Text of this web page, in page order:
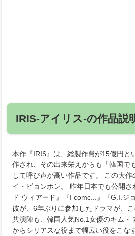
IRIS-アイリス-の作品説
本作『IRIS』は、総製作費が15億円と
作され、その出来栄えからも「韓国で
して呼び声が高い作品です。 この大作
イ・ビョンホン。 昨年日本でも公開さ
ド ウィアード』『I come...』『G.I.ジ
彼が、6年ぶりに参加したドラマが、
共演陣も、韓国人気No.1女優のキム・
からシリアスな役まで幅広い役をこな